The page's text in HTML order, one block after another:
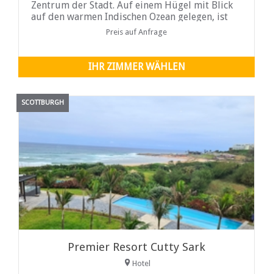
Zentrum der Stadt. Auf einem Hügel mit Blick
auf den warmen Indischen Ozean gelegen, ist
der Meerblick vom Haus, der Terrasse und den
Terrassen sehr beeindruckend.
Preis auf Anfrage
IHR ZIMMER WÄHLEN
SCOTTBURGH
Premier Resort Cutty Sark
Hotel